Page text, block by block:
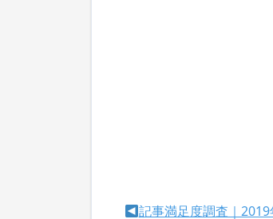
記事満足度調査｜